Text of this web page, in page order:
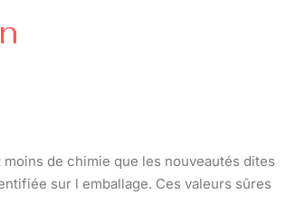
de chimie que les nouveautés dites
sur l emballage. Ces valeurs sûres